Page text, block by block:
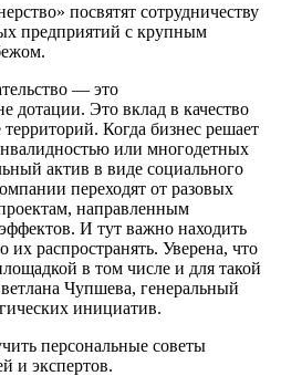
посвятят сотрудничеству
предприятий с крупным
— это
дотации. Это вклад в качество
Когда бизнес решает
или многодетных
актив в виде социального
переходят от разовых
направленным
И тут важно находить
распространять. Уверена, что
в том числе и для такой
Чупшева, генеральный
инициатив.
персональные советы
и экспертов.